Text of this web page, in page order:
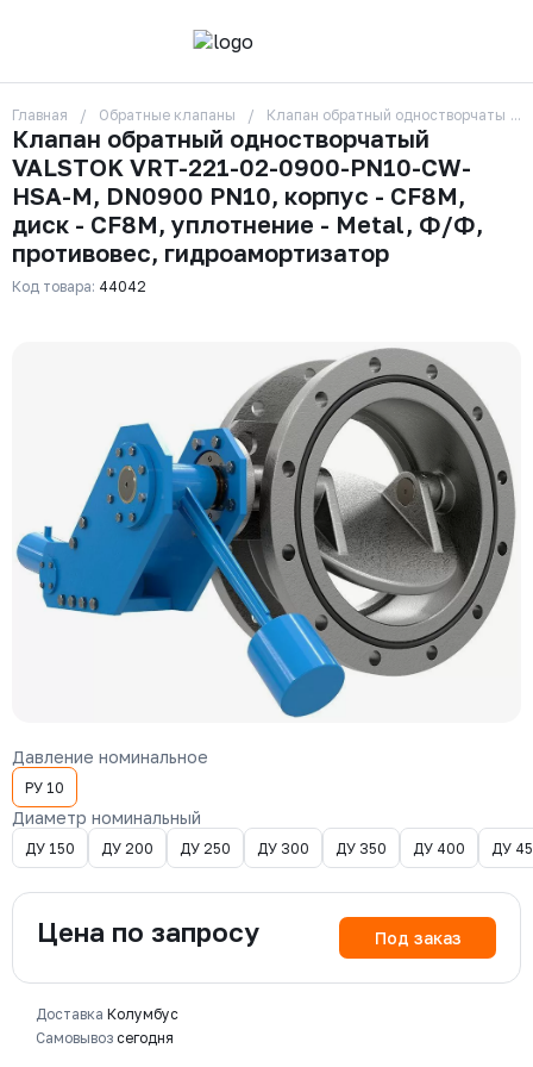
О компании
Контакты
Бренды
Отзывы
Сотрудники
Вакансии
Доставка
Оплата
+7 (495) 215-24-81
Заказать звонок
zakaz325@ks-rus.com
Email для связи
Одинцово, Внуковская 9, пав. 31
Пункт выдачи заказов
Главная Обратные клапаны Клапан обратный одностворчатый
Клапан обратный одностворчатый
VALSTOK VRT-221-02-0900-PN10-CW-
HSA-M, DN0900 PN10, корпус - CF8M,
диск - CF8M, уплотнение - Metal, Ф/Ф,
противовес, гидроамортизатор
Код товара: 44042
Давление номинальное
РУ 10
Диаметр номинальный
ДУ 150 ДУ 200 ДУ 250 ДУ 300 ДУ 350 ДУ 400 ДУ
Цена по запросу Под заказ
Доставка Колумбус
Самовывоз сегодня